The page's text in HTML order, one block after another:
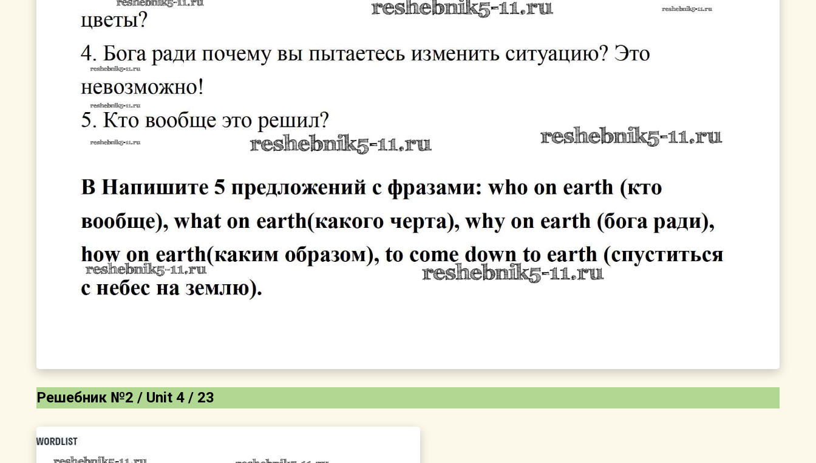
Решебник №2 / Unit 4 / 23